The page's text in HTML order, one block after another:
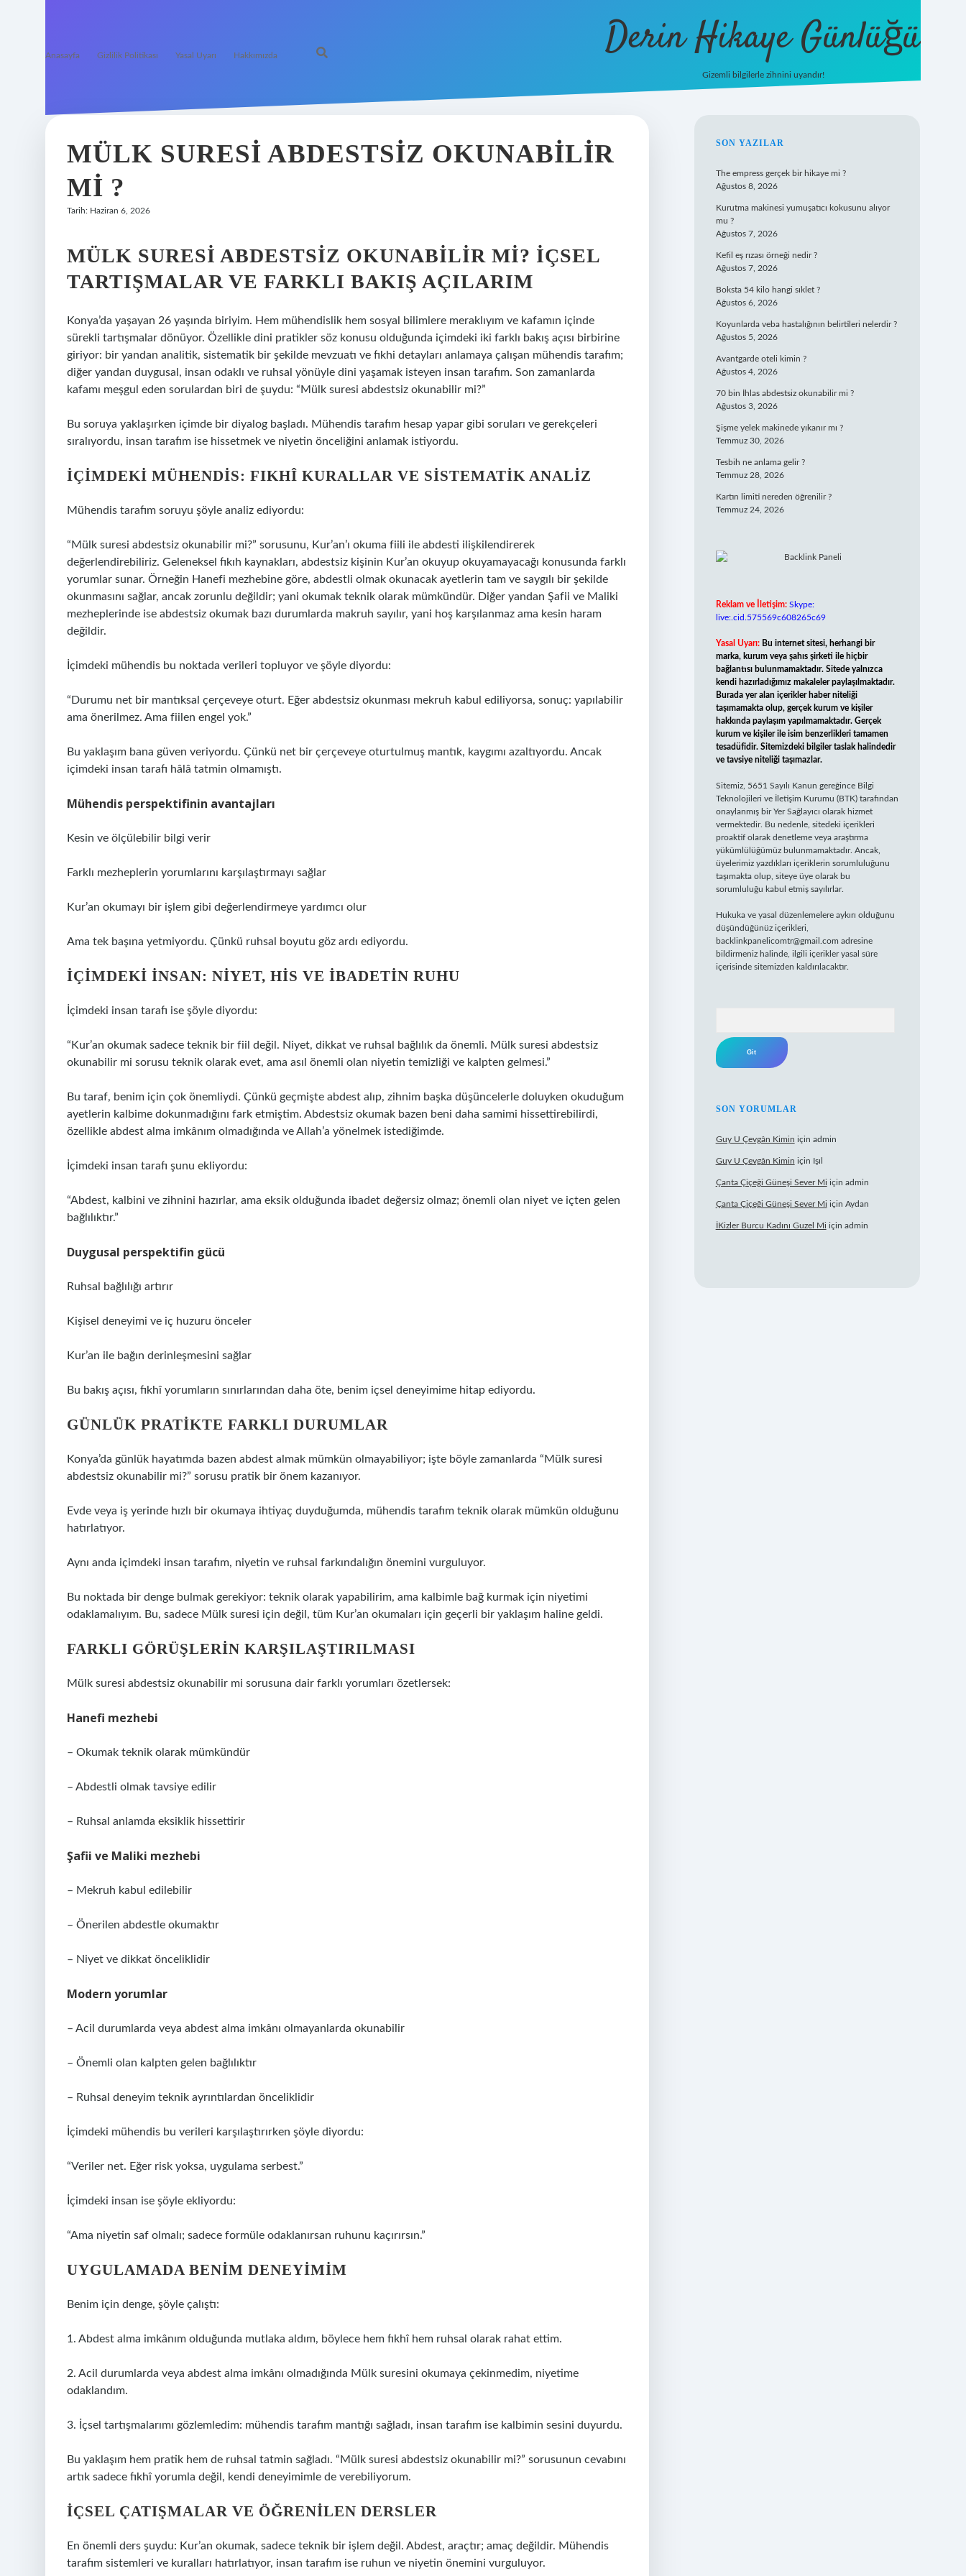
Anasayfa Gizlilik Politikası Yasal Uyarı Hakkımızda Derin Hikaye Günlüğü
Gizemli bilgilerle zihnini uyandır!
MÜLK SURESI ABDESTSIZ OKUNABILIR
MI ?
Tarih: Haziran 6, 2026
MÜLK SURESI ABDESTSIZ OKUNABILIR MI? İÇSEL
TARTIŞMALAR VE FARKLI BAKIŞ AÇILARIM
Konya’da yaşayan 26 yaşında biriyim. Hem mühendislik hem sosyal bilimlere meraklıyım ve kafamın içinde
sürekli tartışmalar dönüyor. Özellikle dini pratikler söz konusu olduğunda içimdeki iki farklı bakış açısı birbirine
giriyor: bir yandan analitik, sistematik bir şekilde mevzuatı ve fıkhi detayları anlamaya çalışan mühendis tarafım;
diğer yandan duygusal, insan odaklı ve ruhsal yönüyle dini yaşamak isteyen insan tarafım. Son zamanlarda
kafamı meşgul eden sorulardan biri de şuydu: “Mülk suresi abdestsiz okunabilir mi?”
Bu soruya yaklaşırken içimde bir diyalog başladı. Mühendis tarafım hesap yapar gibi soruları ve gerekçeleri
sıralıyordu, insan tarafım ise hissetmek ve niyetin önceliğini anlamak istiyordu.
İÇIMDEKI MÜHENDIS: FIKHÎ KURALLAR VE SISTEMATIK ANALIZ
Mühendis tarafım soruyu şöyle analiz ediyordu:
“Mülk suresi abdestsiz okunabilir mi?” sorusunu, Kur’an’ı okuma fiili ile abdesti ilişkilendirerek
değerlendirebiliriz. Geleneksel fıkıh kaynakları, abdestsiz kişinin Kur’an okuyup okuyamayacağı konusunda farklı
yorumlar sunar. Örneğin Hanefi mezhebine göre, abdestli olmak okunacak ayetlerin tam ve saygılı bir şekilde
okunmasını sağlar, ancak zorunlu değildir; yani okumak teknik olarak mümkündür. Diğer yandan Şafii ve Maliki
mezheplerinde ise abdestsiz okumak bazı durumlarda makruh sayılır, yani hoş karşılanmaz ama kesin haram
değildir.
İçimdeki mühendis bu noktada verileri topluyor ve şöyle diyordu:
“Durumu net bir mantıksal çerçeveye oturt. Eğer abdestsiz okunması mekruh kabul ediliyorsa, sonuç: yapılabilir
ama önerilmez. Ama fiilen engel yok.”
Bu yaklaşım bana güven veriyordu. Çünkü net bir çerçeveye oturtulmuş mantık, kaygımı azaltıyordu. Ancak
içimdeki insan tarafı hâlâ tatmin olmamıştı.
Mühendis perspektifinin avantajları
Kesin ve ölçülebilir bilgi verir
Farklı mezheplerin yorumlarını karşılaştırmayı sağlar
Kur’an okumayı bir işlem gibi değerlendirmeye yardımcı olur
Ama tek başına yetmiyordu. Çünkü ruhsal boyutu göz ardı ediyordu.
İÇIMDEKI INSAN: NIYET, HIS VE IBADETIN RUHU
İçimdeki insan tarafı ise şöyle diyordu:
“Kur’an okumak sadece teknik bir fiil değil. Niyet, dikkat ve ruhsal bağlılık da önemli. Mülk suresi abdestsiz
okunabilir mi sorusu teknik olarak evet, ama asıl önemli olan niyetin temizliği ve kalpten gelmesi.”
Bu taraf, benim için çok önemliydi. Çünkü geçmişte abdest alıp, zihnim başka düşüncelerle doluyken okuduğum
ayetlerin kalbime dokunmadığını fark etmiştim. Abdestsiz okumak bazen beni daha samimi hissettirebilirdi,
özellikle abdest alma imkânım olmadığında ve Allah’a yönelmek istediğimde.
İçimdeki insan tarafı şunu ekliyordu:
“Abdest, kalbini ve zihnini hazırlar, ama eksik olduğunda ibadet değersiz olmaz; önemli olan niyet ve içten gelen
bağlılıktır.”
Duygusal perspektifin gücü
Ruhsal bağlılığı artırır
Kişisel deneyimi ve iç huzuru önceler
Kur’an ile bağın derinleşmesini sağlar
Bu bakış açısı, fıkhî yorumların sınırlarından daha öte, benim içsel deneyimime hitap ediyordu.
GÜNLÜK PRATIKTE FARKLI DURUMLAR
Konya’da günlük hayatımda bazen abdest almak mümkün olmayabiliyor; işte böyle zamanlarda “Mülk suresi
abdestsiz okunabilir mi?” sorusu pratik bir önem kazanıyor.
Evde veya iş yerinde hızlı bir okumaya ihtiyaç duyduğumda, mühendis tarafım teknik olarak mümkün olduğunu
hatırlatıyor.
Aynı anda içimdeki insan tarafım, niyetin ve ruhsal farkındalığın önemini vurguluyor.
Bu noktada bir denge bulmak gerekiyor: teknik olarak yapabilirim, ama kalbimle bağ kurmak için niyetimi
odaklamalıyım. Bu, sadece Mülk suresi için değil, tüm Kur’an okumaları için geçerli bir yaklaşım haline geldi.
FARKLI GÖRÜŞLERIN KARŞILAŞTIRILMASI
Mülk suresi abdestsiz okunabilir mi sorusuna dair farklı yorumları özetlersek:
Hanefi mezhebi
– Okumak teknik olarak mümkündür
– Abdestli olmak tavsiye edilir
– Ruhsal anlamda eksiklik hissettirir
Şafii ve Maliki mezhebi
– Mekruh kabul edilebilir
– Önerilen abdestle okumaktır
– Niyet ve dikkat önceliklidir
Modern yorumlar
– Acil durumlarda veya abdest alma imkânı olmayanlarda okunabilir
– Önemli olan kalpten gelen bağlılıktır
– Ruhsal deneyim teknik ayrıntılardan önceliklidir
İçimdeki mühendis bu verileri karşılaştırırken şöyle diyordu:
“Veriler net. Eğer risk yoksa, uygulama serbest.”
İçimdeki insan ise şöyle ekliyordu:
“Ama niyetin saf olmalı; sadece formüle odaklanırsan ruhunu kaçırırsın.”
UYGULAMADA BENIM DENEYIMIM
Benim için denge, şöyle çalıştı:
1. Abdest alma imkânım olduğunda mutlaka aldım, böylece hem fıkhî hem ruhsal olarak rahat ettim.
2. Acil durumlarda veya abdest alma imkânı olmadığında Mülk suresini okumaya çekinmedim, niyetime
odaklandım.
3. İçsel tartışmalarımı gözlemledim: mühendis tarafım mantığı sağladı, insan tarafım ise kalbimin sesini duyurdu.
Bu yaklaşım hem pratik hem de ruhsal tatmin sağladı. “Mülk suresi abdestsiz okunabilir mi?” sorusunun cevabını
artık sadece fıkhî yorumla değil, kendi deneyimimle de verebiliyorum.
İÇSEL ÇATIŞMALAR VE ÖĞRENILEN DERSLER
En önemli ders şuydu: Kur’an okumak, sadece teknik bir işlem değil. Abdest, araçtır; amaç değildir. Mühendis
tarafım sistemleri ve kuralları hatırlatıyor, insan tarafım ise ruhun ve niyetin önemini vurguluyor.
SIDEBAR
SON YAZILAR
The empress gerçek bir hikaye mi ?
Ağustos 8, 2026
Kurutma makinesi yumuşatıcı kokusunu alıyor
mu ?
Ağustos 7, 2026
Kefil eş rızası örneği nedir ?
Ağustos 7, 2026
Boksta 54 kilo hangi sıklet ?
Ağustos 6, 2026
Koyunlarda veba hastalığının belirtileri nelerdir ?
Ağustos 5, 2026
Avantgarde oteli kimin ?
Ağustos 4, 2026
70 bin İhlas abdestsiz okunabilir mi ?
Ağustos 3, 2026
Şişme yelek makinede yıkanır mı ?
Temmuz 30, 2026
Tesbih ne anlama gelir ?
Temmuz 28, 2026
Kartın limiti nereden öğrenilir ?
Temmuz 24, 2026
Reklam ve İletişim: Skype:
live:.cid.575569c608265c69
Yasal Uyarı: Bu internet sitesi, herhangi bir
marka, kurum veya şahıs şirketi ile hiçbir
bağlantısı bulunmamaktadır. Sitede yalnızca
kendi hazırladığımız makaleler paylaşılmaktadır.
Burada yer alan içerikler haber niteliği
taşımamakta olup, gerçek kurum ve kişiler
hakkında paylaşım yapılmamaktadır. Gerçek
kurum ve kişiler ile isim benzerlikleri tamamen
tesadüfidir. Sitemizdeki bilgiler taslak halindedir
ve tavsiye niteliği taşımazlar.
Sitemiz, 5651 Sayılı Kanun gereğince Bilgi
Teknolojileri ve İletişim Kurumu (BTK) tarafından
onaylanmış bir Yer Sağlayıcı olarak hizmet
vermektedir. Bu nedenle, sitedeki içerikleri
proaktif olarak denetleme veya araştırma
yükümlülüğümüz bulunmamaktadır. Ancak,
üyelerimiz yazdıkları içeriklerin sorumluluğunu
taşımakta olup, siteye üye olarak bu
sorumluluğu kabul etmiş sayılırlar.
Hukuka ve yasal düzenlemelere aykırı olduğunu
düşündüğünüz içerikleri,
backlinkpanelicomtr@gmail.com adresine
bildirmeniz halinde, ilgili içerikler yasal süre
içerisinde sitemizden kaldırılacaktır.
SON YORUMLAR
Guy U Çevgân Kimin için admin
Guy U Çevgân Kimin için Işıl
Çanta Çiçeği Güneşi Sever Mi için admin
Çanta Çiçeği Güneşi Sever Mi için Aydan
İKizler Burcu Kadını Guzel Mi için admin